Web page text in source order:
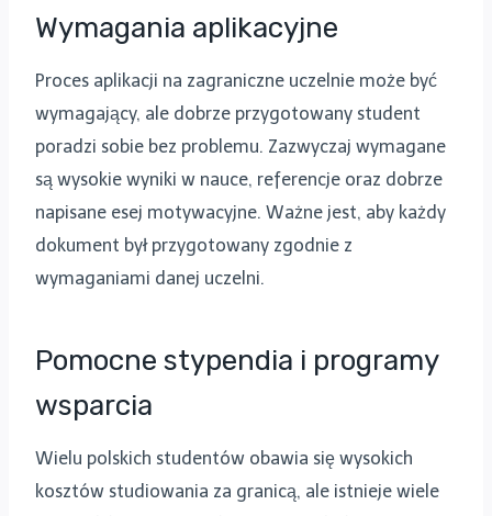
Wymagania aplikacyjne
Proces aplikacji na zagraniczne uczelnie może być
wymagający, ale dobrze przygotowany student
poradzi sobie bez problemu. Zazwyczaj wymagane
są wysokie wyniki w nauce, referencje oraz dobrze
napisane esej motywacyjne. Ważne jest, aby każdy
dokument był przygotowany zgodnie z
wymaganiami danej uczelni.
Pomocne stypendia i programy
wsparcia
Wielu polskich studentów obawia się wysokich
kosztów studiowania za granicą, ale istnieje wiele